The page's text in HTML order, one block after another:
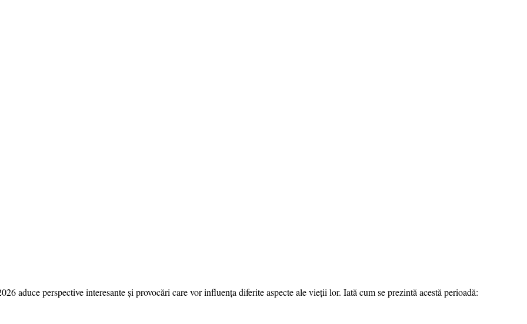
aduce perspective interesante și provocări care vor influența diferite aspecte ale vieții lor. Iată cum se prezintă acestă perioadă: